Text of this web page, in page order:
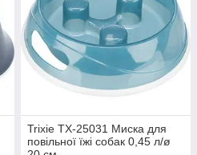
Trixie TX-25031 Миска для
повільної їжі собак 0,45 л/ø